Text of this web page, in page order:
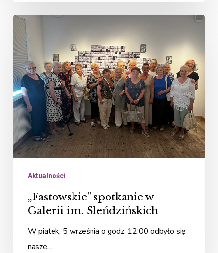
„Fastowskie”
spotkanie
w
Galerii
im.
Sleńdzińskich
Aktualności
„Fastowskie” spotkanie w
Galerii im. Sleńdzińskich
W piątek, 5 września o godz. 12:00 odbyło się
nasze…